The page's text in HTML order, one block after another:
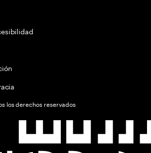
los derechos reservados